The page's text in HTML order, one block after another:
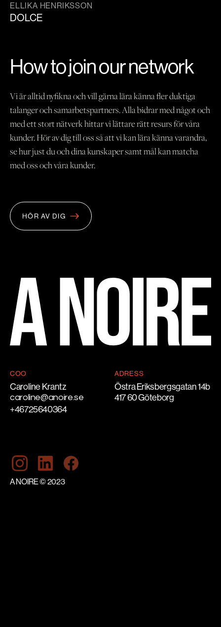
ELLIKA HENRIKSSON
DOLCE
How to join our network
Vi är alltid nyfikna och vill gärna lära känna fler duktiga
talanger och samarbetspartners. Alla bidrar med något och
med ett stort nätverk hittar vi lättare rätt resurs för våra
kunder. Hör av dig till oss så att vi kan lära känna varandra,
se hur just du och dina kunskaper samt mål kan matcha
med oss och våra kunder.
HÖR AV DIG
COO
Caroline Krantz
caroline@anoire.se
+46725640364
ADRESS
Östra Eriksbergsgatan 14b
‍417 60 Göteborg
A NOIRE © 2023